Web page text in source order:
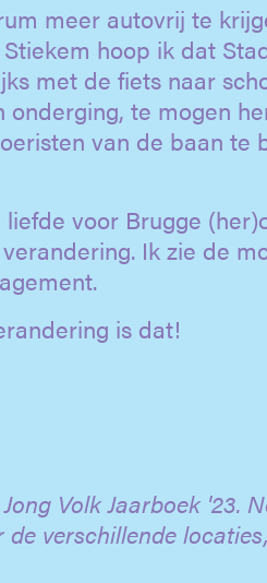
meer autovrij te
hoop ik dat
met de fiets naar
te mogen
van de baan te
voor Brugge
Ik zie de
is dat!
Volk Jaarboek '23.
verschillende